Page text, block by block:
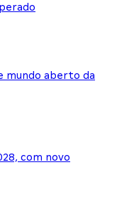
mundo aberto da
com novo